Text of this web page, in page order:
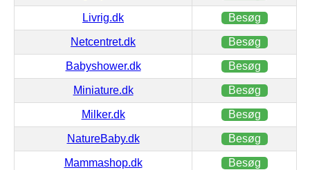
Livrig.dk Besøg
Netcentret.dk Besøg
Babyshower.dk Besøg
Miniature.dk Besøg
Milker.dk Besøg
NatureBaby.dk Besøg
Mammashop.dk Besøg